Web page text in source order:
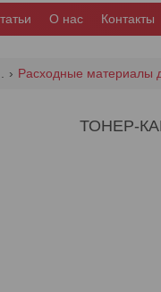
О нас Контакты
Расходные материалы
ТОНЕР-